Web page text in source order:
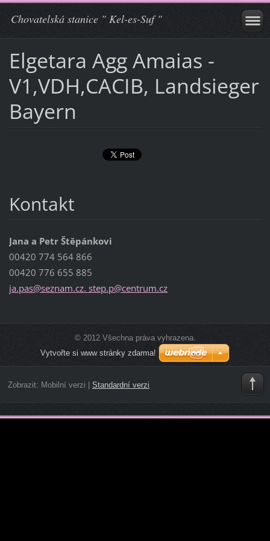
Chovatelská stanice " Kel-es-Suf "
Elgetara Agg Amaias -
V1,VDH,CACIB, Landsieger
Bayern
Kontakt
Jana a Petr Štěpánkovi
00420 774 564 866
00420 776 655 885
ja.pas@seznam.cz. step.p@centrum.cz
© 2012 Všechna práva vyhrazena.
Vytvořte si www stránky zdarma!
Zobrazit: Mobilní verzi | Standardní verzi